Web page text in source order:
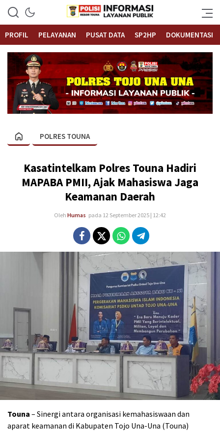
Polrestouna.com
Informasi Layanan Publik
PROFIL
PELAYANAN PUSAT DATA SP2HP DOKUMENTASI
POLRES TOUNA
Kasatintelkam Polres Touna Hadiri
MAPABA PMII, Ajak Mahasiswa Jaga
Keamanan Daerah
Oleh Humas pada 12 September 2025 | 12:42
Touna – Sinergi antara organisasi kemahasiswaan dan
aparat keamanan di Kabupaten Tojo Una-Una (Touna)